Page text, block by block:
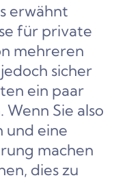
erwähnt
für private
mehreren
sicher
ein paar
Sie also
und eine
machen
dies zu